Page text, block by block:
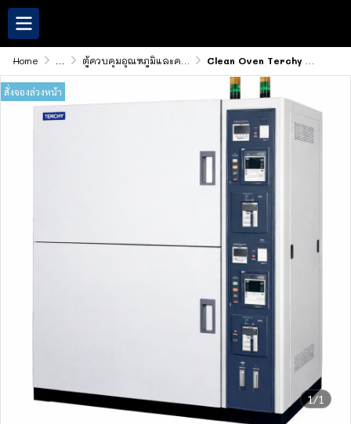
Home ตู้ควบคุมอุณหภูมิและความชื้น Clean Oven Terchy : CKC Series
1/1
สั่งจองล่วงหน้า